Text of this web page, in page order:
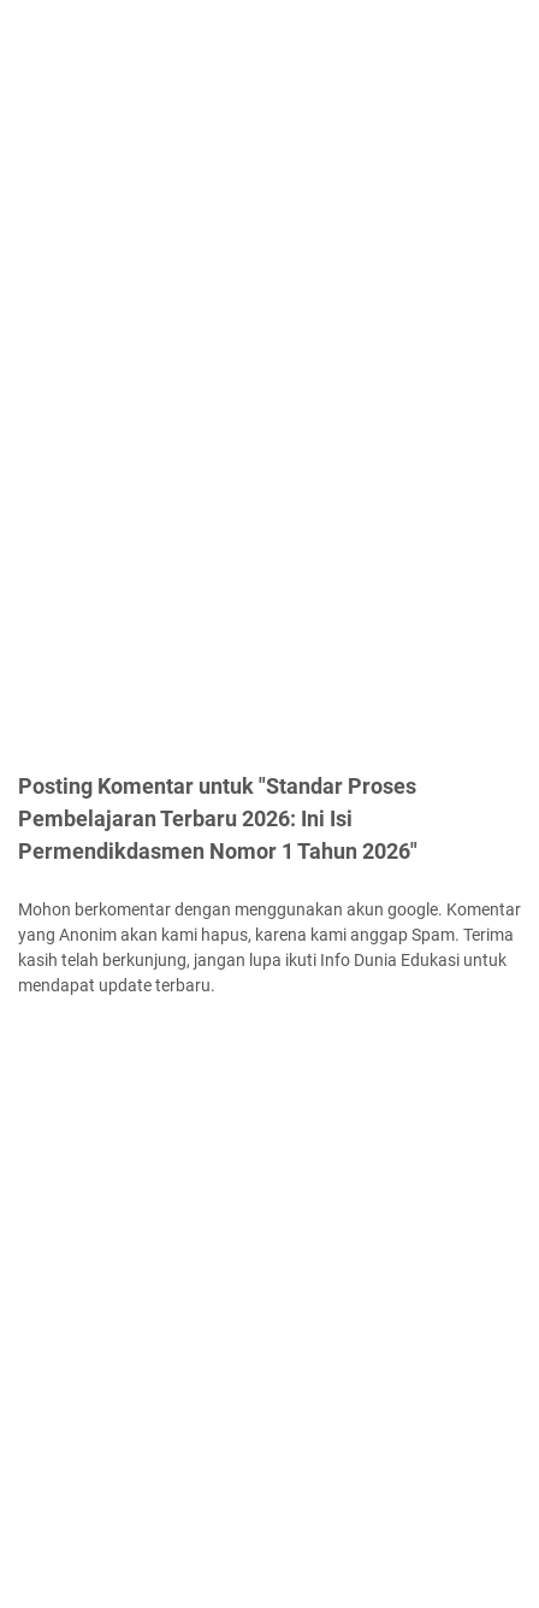
Posting Komentar untuk "Standar Proses
Pembelajaran Terbaru 2026: Ini Isi
Permendikdasmen Nomor 1 Tahun 2026"
Mohon berkomentar dengan menggunakan akun google. Komentar
yang Anonim akan kami hapus, karena kami anggap Spam. Terima
kasih telah berkunjung, jangan lupa ikuti Info Dunia Edukasi untuk
mendapat update terbaru.